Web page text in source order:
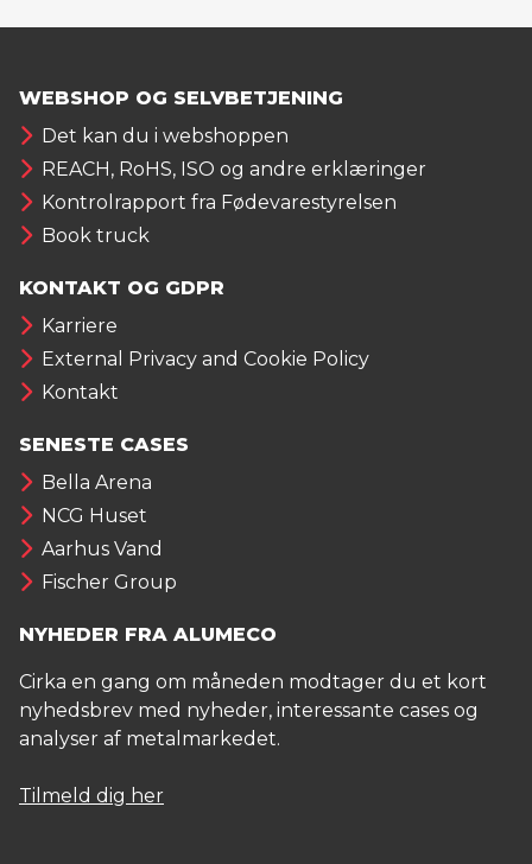
WEBSHOP OG SELVBETJENING
Det kan du i webshoppen
REACH, RoHS, ISO og andre erklæringer
Kontrolrapport fra Fødevarestyrelsen
Book truck
KONTAKT OG GDPR
Karriere
External Privacy and Cookie Policy
Kontakt
SENESTE CASES
Bella Arena
NCG Huset
Aarhus Vand
Fischer Group
NYHEDER FRA ALUMECO
Cirka en gang om måneden modtager du et kort
nyhedsbrev med nyheder, interessante cases og
analyser af metalmarkedet.
Tilmeld dig her